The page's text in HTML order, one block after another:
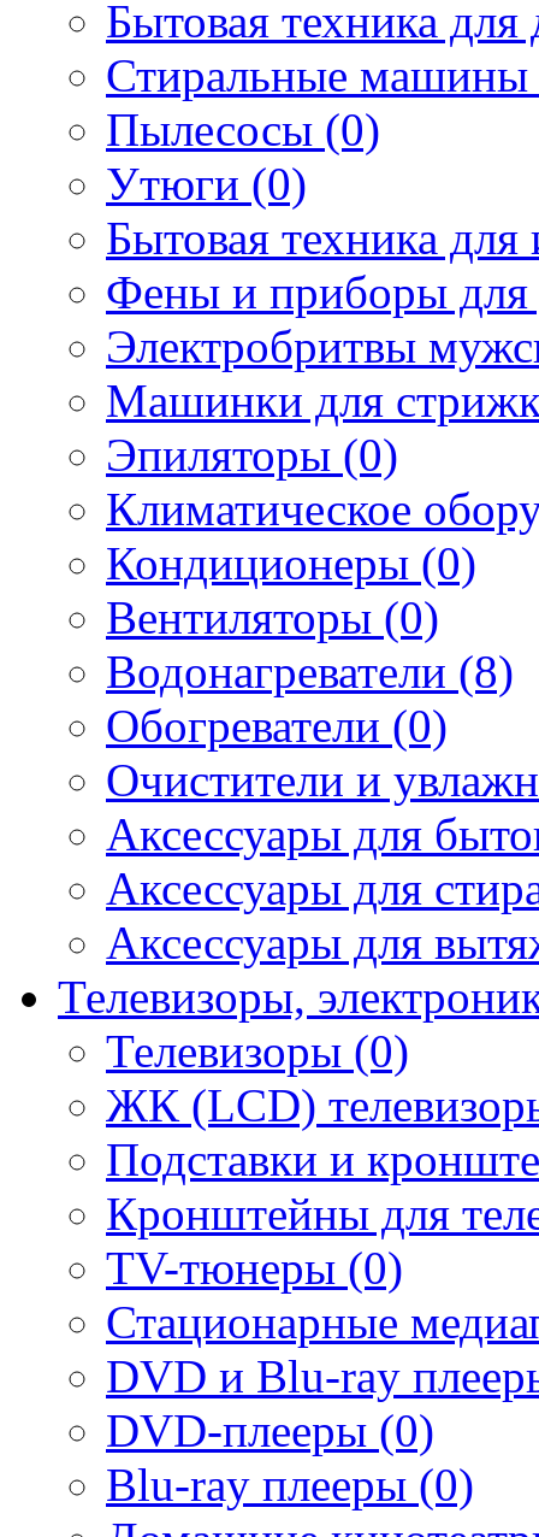
Бытовая техника
Стиральные машины
Пылесосы (0)
Утюги (0)
Бытовая техника
Фены и приборы для
Электробритвы
Машинки для
Эпиляторы (0)
Климатическое
Кондиционеры (0)
Вентиляторы (0)
Водонагреватели (8)
Обогреватели (0)
Очистители и
Аксессуары для
Аксессуары для
Аксессуары для
Телевизоры,
Телевизоры (0)
ЖК (LCD)
Подставки и
Кронштейны для
TV-тюнеры (0)
Стационарные
DVD и Blu-ray
DVD-плееры (0)
Blu-ray плееры (0)